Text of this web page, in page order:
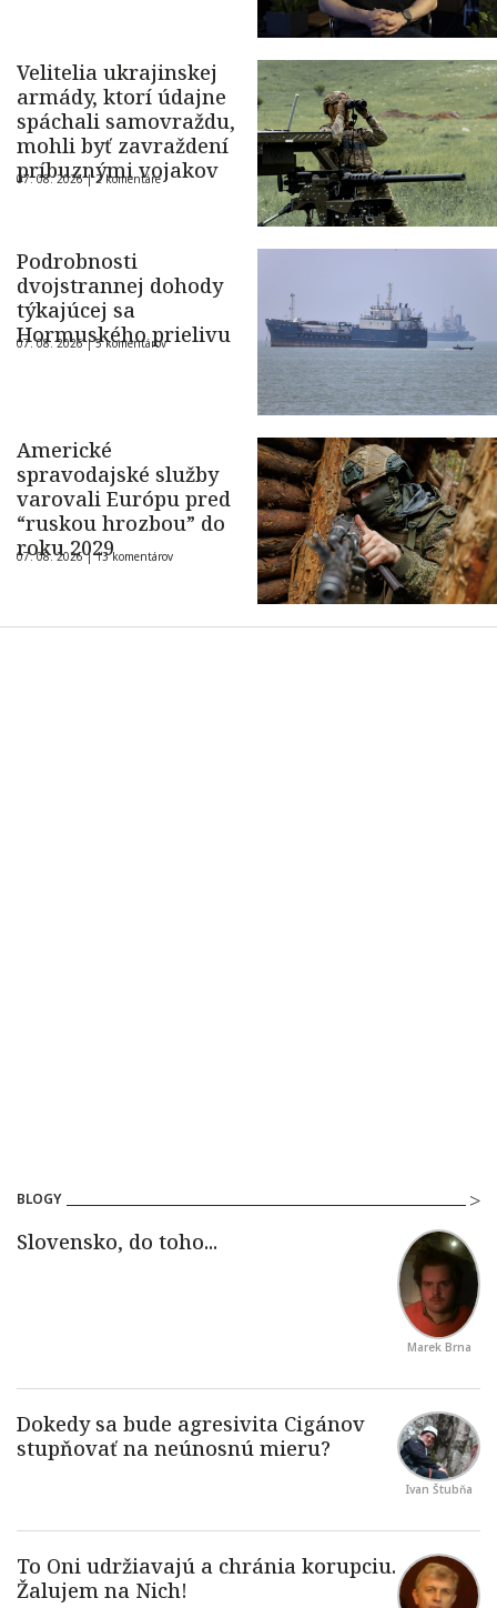
Velitelia ukrajinskej
armády, ktorí údajne
spáchali samovraždu,
mohli byť zavraždení
príbuznými vojakov
07. 08. 2026 |2 komentáre
Podrobnosti
dvojstrannej dohody
týkajúcej sa
Hormuského prielivu
07. 08. 2026 |5 komentárov
Americké
spravodajské služby
varovali Európu pred
“ruskou hrozbou” do
roku 2029
07. 08. 2026 |13 komentárov
BLOGY
Marek Brna
Ivan Štubňa